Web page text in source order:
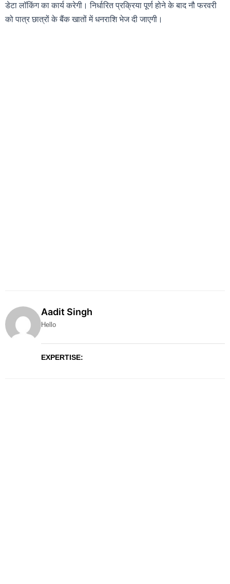
डेटा लॉकिंग का कार्य करेगी। निर्धारित प्रक्रिया पूर्ण होने के बाद नौ फरवरी
को पात्र छात्रों के बैंक खातों में धनराशि भेज दी जाएगी।
Aadit Singh
Hello
EXPERTISE: